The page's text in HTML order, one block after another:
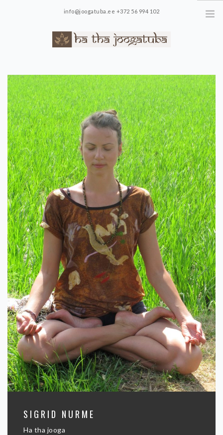
info@joogatuba.ee +372 56 994 102
Loode 14-11, Tallinn
GALERII
UUDISED
TUNNIPLAAN
HINNAKIRI
KONTAKT
SIGRID NURME
Ha tha jooga